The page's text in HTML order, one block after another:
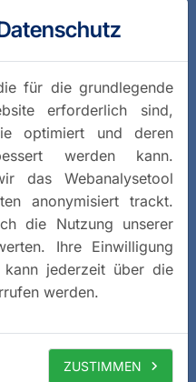
für die grundlegende
erforderlich sind,
optimiert und deren
werden kann.
das Webanalysetool
anonymisiert trackt.
die Nutzung unserer
Ihre Einwilligung
jederzeit über die
werden.
ZUSTIMMEN